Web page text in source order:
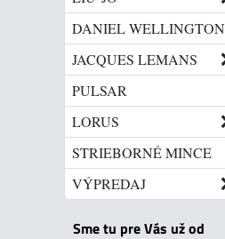
DANIEL WELLINGTON
JACQUES LEMANS
PULSAR
LORUS
STRIEBORNÉ MINCE
VÝPREDAJ
Sme tu pre Vás už od